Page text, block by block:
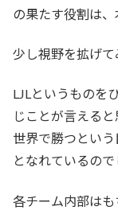
の果たす役割は、
少し視野を拡げて
LJLというものを
じことが言えると
世界で勝つとい
となれているので
各チーム内部は